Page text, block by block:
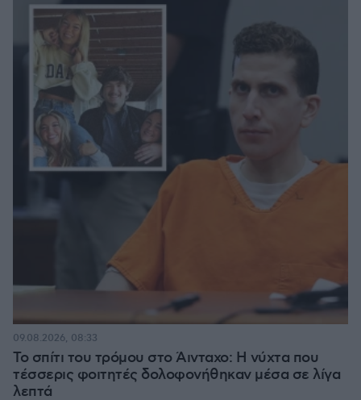
Το σπίτι του τρόμου στο Άινταχο: Η νύχτα που
τέσσερις φοιτητές δολοφονήθηκαν μέσα σε λίγα
λεπτά
09.08.2026, 08:33